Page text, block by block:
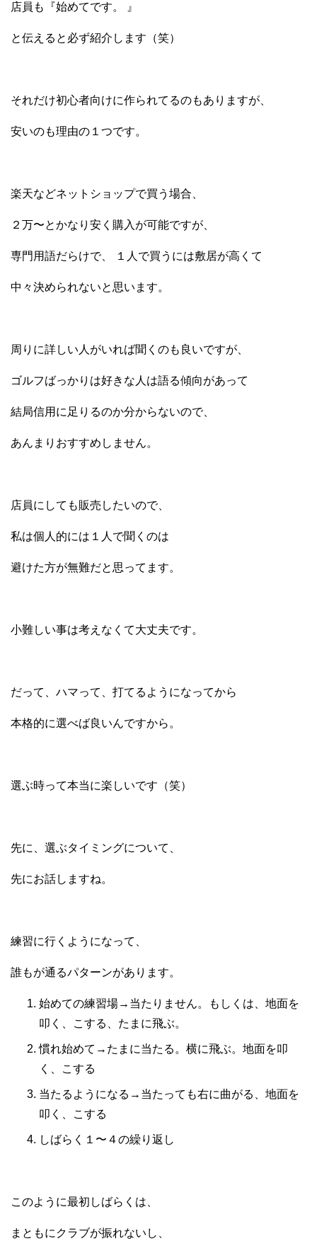
店員も『始めてです。 』
と伝えると必ず紹介します（笑）
それだけ初心者向けに作られてるのもありますが、
安いのも理由の１つです。
楽天などネットショップで買う場合、
２万〜とかなり安く購入が可能ですが、
専門用語だらけで、 １人で買うには敷居が高くて
中々決められないと思います。
周りに詳しい人がいれば聞くのも良いですが、
ゴルフばっかりは好きな人は語る傾向があって
結局信用に足りるのか分からないので、
あんまりおすすめしません。
店員にしても販売したいので、
私は個人的には１人で聞くのは
避けた方が無難だと思ってます。
小難しい事は考えなくて大丈夫です。
だって、ハマって、打てるようになってから
本格的に選べば良いんですから。
選ぶ時って本当に楽しいです（笑）
先に、選ぶタイミングについて、
先にお話しますね。
練習に行くようになって、
誰もが通るパターンがあります。
始めての練習場→当たりません。もしくは、地面を
叩く、こする、たまに飛ぶ。
慣れ始めて→たまに当たる。横に飛ぶ。地面を叩
く、こする
当たるようになる→当たっても右に曲がる、地面を
叩く、こする
しばらく１〜４の繰り返し
このように最初しばらくは、
まともにクラブが振れないし、